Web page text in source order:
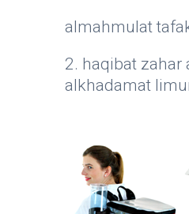
almahmulat
2. haqibat
alkhadamat